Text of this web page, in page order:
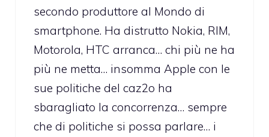
secondo produttore al Mondo di
smartphone. Ha distrutto Nokia, RIM,
Motorola, HTC arranca… chi più ne ha
più ne metta… insomma Apple con le
sue politiche del caz2o ha
sbaragliato la concorrenza… sempre
che di politiche si possa parlare… i